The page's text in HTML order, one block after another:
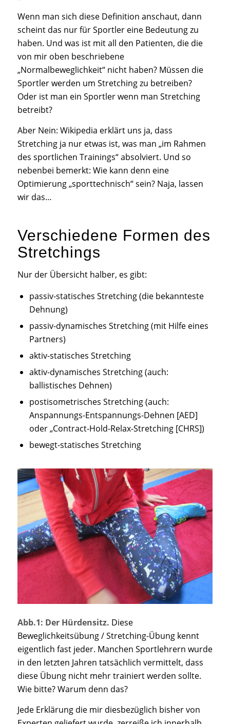
Wenn man sich diese Definition anschaut, dann
scheint das nur für Sportler eine Bedeutung zu
haben. Und was ist mit all den Patienten, die die
von mir oben beschriebene
„Normalbeweglichkeit“ nicht haben? Müssen die
Sportler werden um Stretching zu betreiben?
Oder ist man ein Sportler wenn man Stretching
betreibt?
Aber Nein: Wikipedia erklärt uns ja, dass
Stretching ja nur etwas ist, was man „im Rahmen
des sportlichen Trainings“ absolviert. Und so
nebenbei bemerkt: Wie kann denn eine
Optimierung „sporttechnisch“ sein? Naja, lassen
wir das…
Verschiedene Formen des
Stretchings
Nur der Übersicht halber, es gibt:
passiv-statisches Stretching (die bekannteste
Dehnung)
passiv-dynamisches Stretching (mit Hilfe eines
Partners)
aktiv-statisches Stretching
aktiv-dynamisches Stretching (auch:
ballistisches Dehnen)
postisometrisches Stretching (auch:
Anspannungs-Entspannungs-Dehnen [AED]
oder „Contract-Hold-Relax-Stretching [CHRS])
bewegt-statisches Stretching
Abb.1: Der Hürdensitz. Diese
Beweglichkeitsübung / Stretching-Übung kennt
eigentlich fast jeder. Manchen Sportlehrern wurde
in den letzten Jahren tatsächlich vermittelt, dass
diese Übung nicht mehr trainiert werden sollte.
Wie bitte? Warum denn das?
Jede Erklärung die mir diesbezüglich bisher von